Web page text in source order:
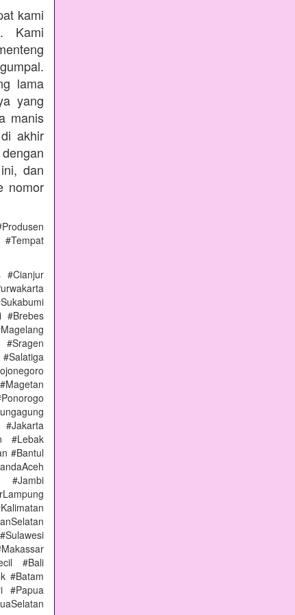
kami
Kami
lama
yang
manis
akhir
dan
nomor
#Cianjur
#Brebes
#Sragen
#Lebak
#Bantul
#Jambi
#Bali
#Batam
#Papua